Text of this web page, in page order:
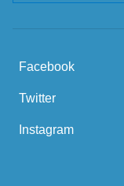
Facebook
Twitter
Instagram